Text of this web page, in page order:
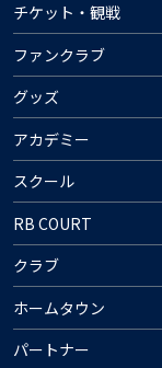
チケット・観戦
ファンクラブ
グッズ
アカデミー
スクール
RB COURT
クラブ
ホームタウン
パートナー